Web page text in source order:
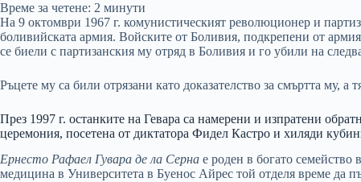
Време за четене: 2 минути
На 9 октомври 1967 г. комунистическият революционер и
боливийската армия. Войските от Боливия, подкрепени от
се биели с партизанския му отряд в Боливия и го убили на
Ръцете му са били отрязани като доказателство за смъртта му, а
През 1997 г. останките на Гевара са намерени и изпратени
церемония, посетена от диктатора Фидел Кастро и хиляди
Ернесто Рафаел Гувара де ла Серна е роден в богато
медицина в Университета в Буенос Айрес той отделя време да